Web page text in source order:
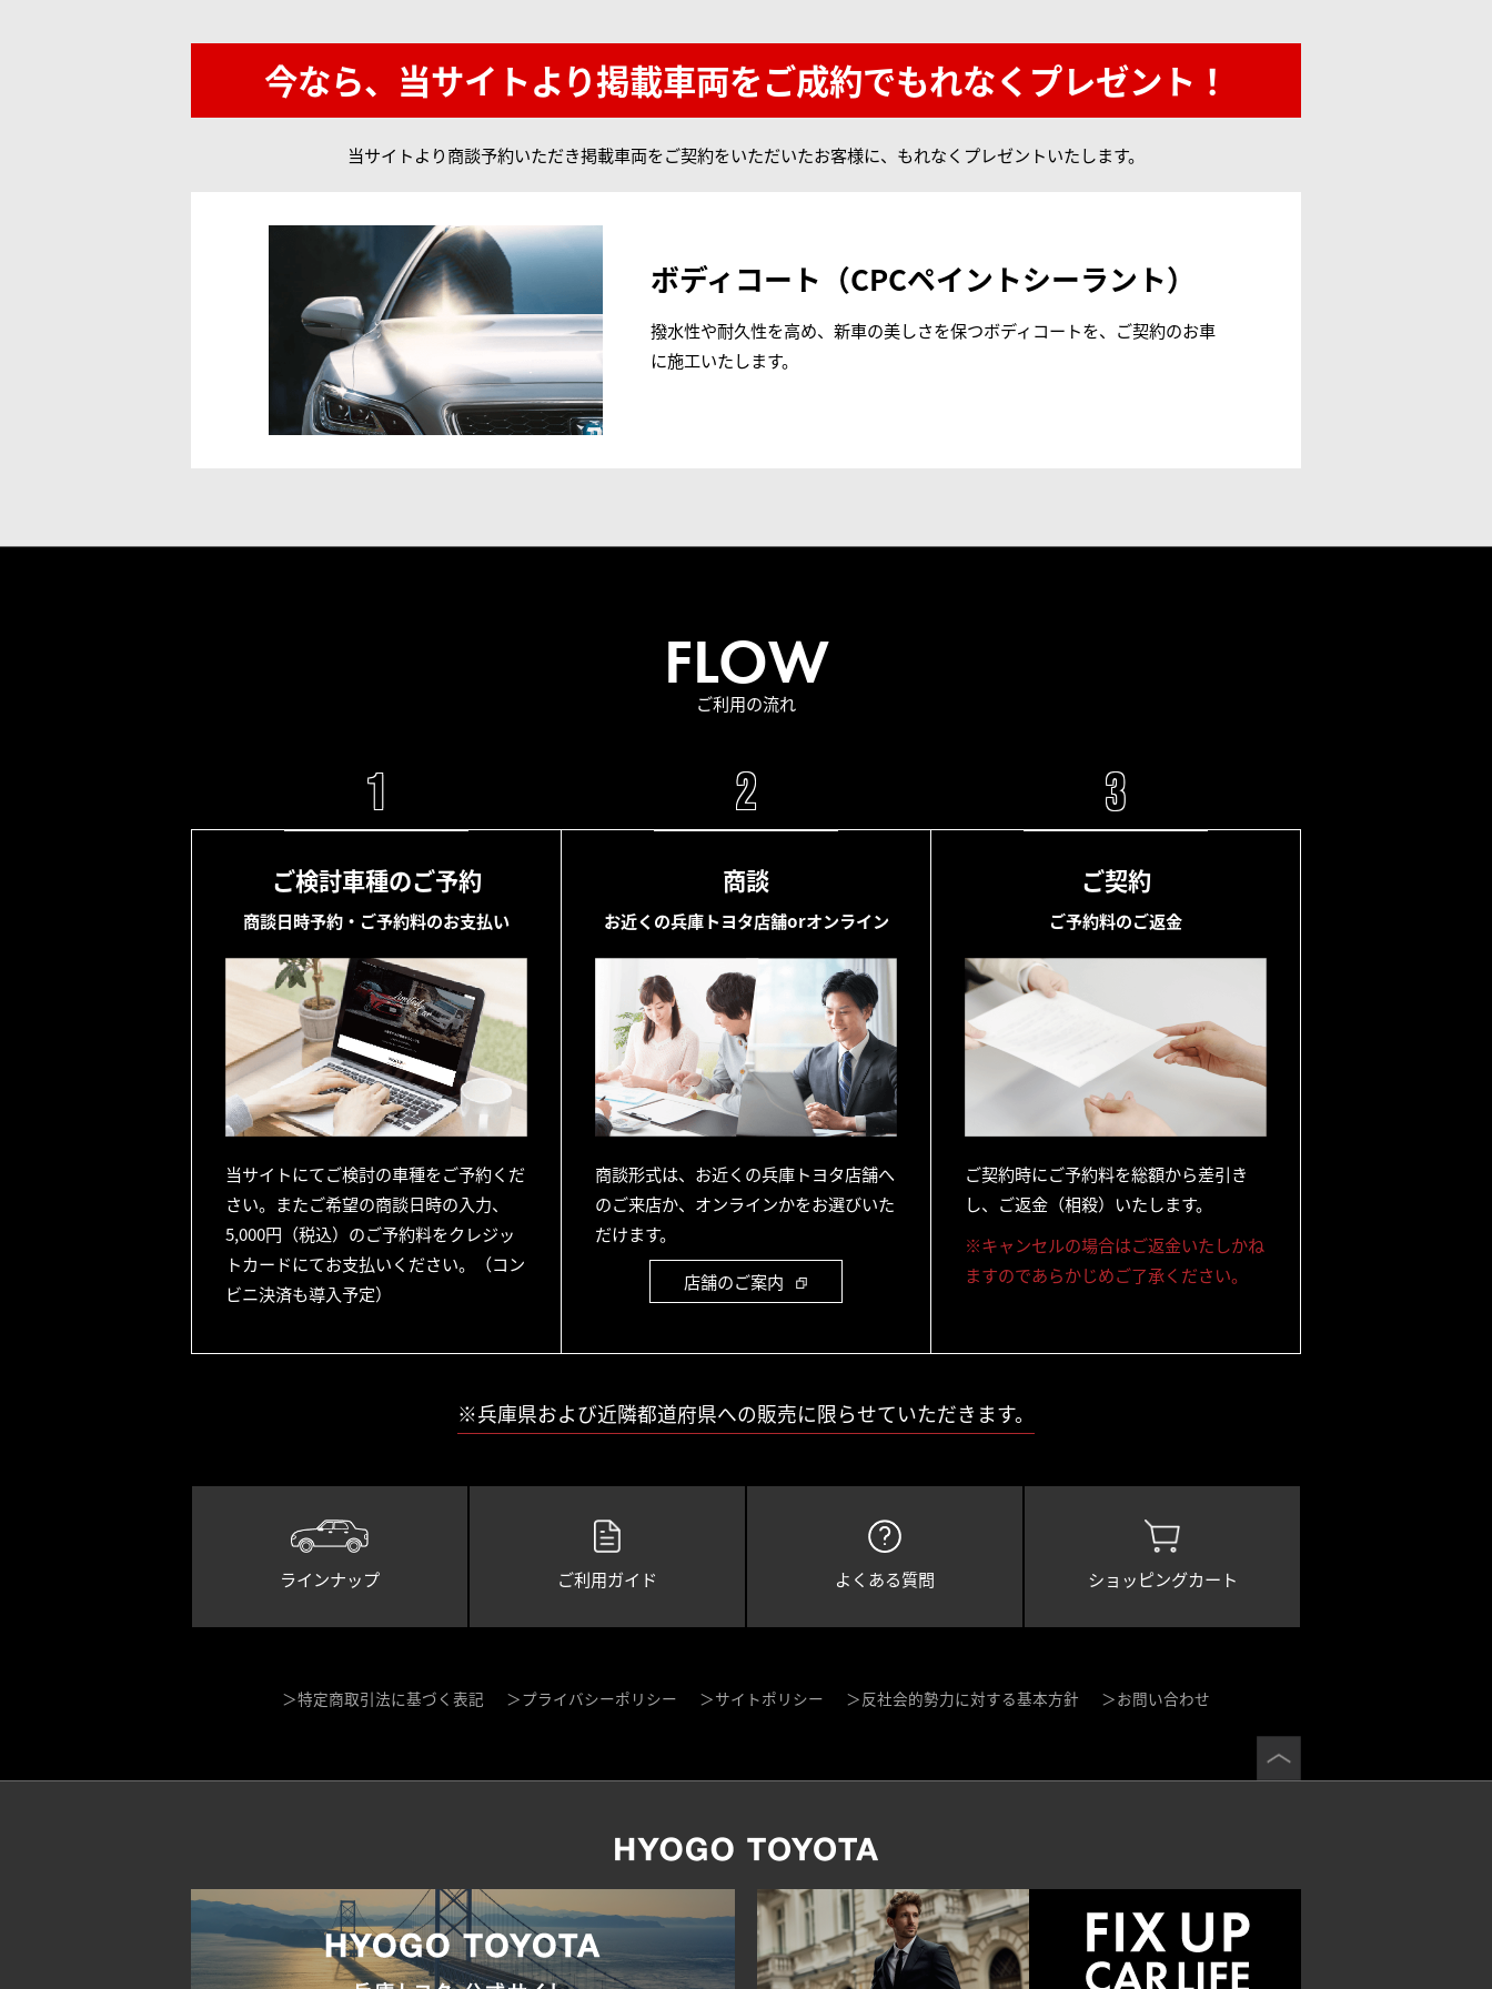
今なら、当サイトより掲載車両をご成約でもれなくプレゼント！
当サイトより商談予約いただき掲載車両をご契約をいただいたお客様に、もれなくプレゼントいたします。
ボディコート（CPCペイントシーラント）
撥水性や耐久性を高め、新車の美しさを保つボディコートを、ご契約のお車
に施工いたします。
FLOW
ご利用の流れ
1
ご検討車種のご予約
商談日時予約・ご予約料のお支払い
当サイトにてご検討の車種をご予約くだ
さい。またご希望の商談日時の入力、
5,000円（税込）のご予約料をクレジッ
トカードにてお支払いください。（コン
ビニ決済も導入予定）
2
商談
お近くの兵庫トヨタ店舗orオンライン
商談形式は、お近くの兵庫トヨタ店舗へ
のご来店か、オンラインかをお選びいた
だけます。
店舗のご案内
3
ご契約
ご予約料のご返金
ご契約時にご予約料を総額から差引き
し、ご返金（相殺）いたします。
※キャンセルの場合はご返金いたしかね
ますのであらかじめご了承ください。
※兵庫県および近隣都道府県への販売に限らせていただきます。
ラインナップ ご利用ガイド よくある質問 ショッピングカート
特定商取引法に基づく表記 プライバシーポリシー サイトポリシー 反社会的勢力に対する基本方針 お問い合わせ